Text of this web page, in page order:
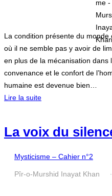
La condition présente du monde
où il ne semble pas y avoir de
en plus de la mécanisation dans
convenance et le confort de
humaine est devenue bien…
Lire la suite
La voix du
Mysticisme – Cahier n°2
Pîr-o-Murshid Inayat Khan ·